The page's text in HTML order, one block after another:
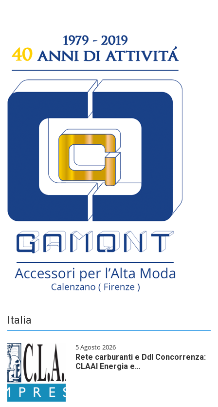
Italia
5 Agosto 2026
Rete carburanti e Ddl Concorrenza:
CLAAI Energia e…